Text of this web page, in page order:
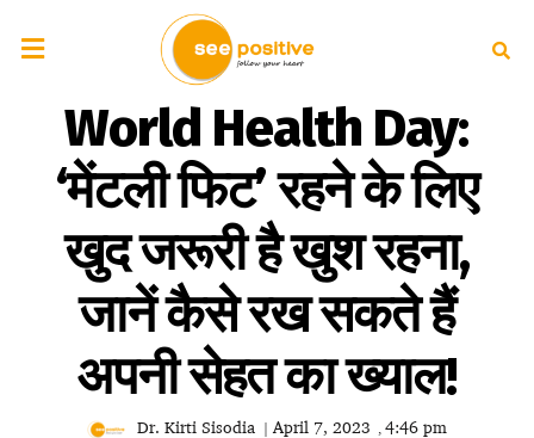
World Health Day:
‘मेंटली फिट’ रहने के लिए
खुद जरूरी है खुश रहना,
जानें कैसे रख सकते हैं
अपनी सेहत का ख्याल!
Dr. Kirti Sisodia | April 7, 2023 , 4:46 pm